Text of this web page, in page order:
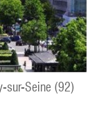
sur-Seine (92)